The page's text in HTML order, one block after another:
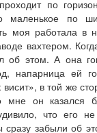
по
маленькое по
моя работала в
вахтером.
об этом. А она
напарница ей
в той же
мне он казался
что его
забыли об